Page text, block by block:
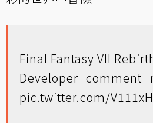
Final Fantasy VII
Developer comment
pic.twitter.com/